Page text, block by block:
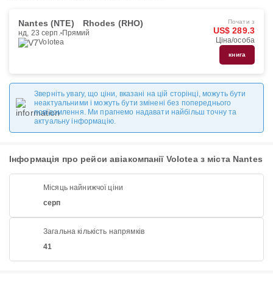
Nantes (NTE) Rhodes (RHO)
нд, 23 серп. Прямий
Volotea
Почати з
US$ 289.3
Ціна/особа
книга
Зверніть увагу, що ціни, вказані на цій сторінці, можуть бути
неактуальними і можуть бути змінені без попереднього
повідомлення. Ми прагнемо надавати найбільш точну та
актуальну інформацію.
Інформація про рейси авіакомпанії Volotea з міста Nantes
Місяць найнижчої ціни
серп
Загальна кількість напрямків
41